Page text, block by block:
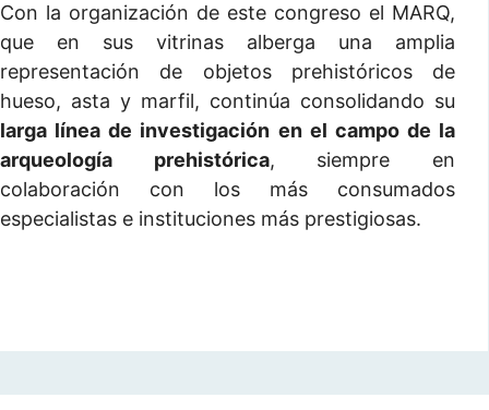
Con la organización de este congreso el MARQ,
que en sus vitrinas alberga una amplia
representación de objetos prehistóricos de
hueso, asta y marfil, continúa consolidando su
larga línea de investigación en el campo de la
arqueología prehistórica, siempre en
colaboración con los más consumados
especialistas e instituciones más prestigiosas.